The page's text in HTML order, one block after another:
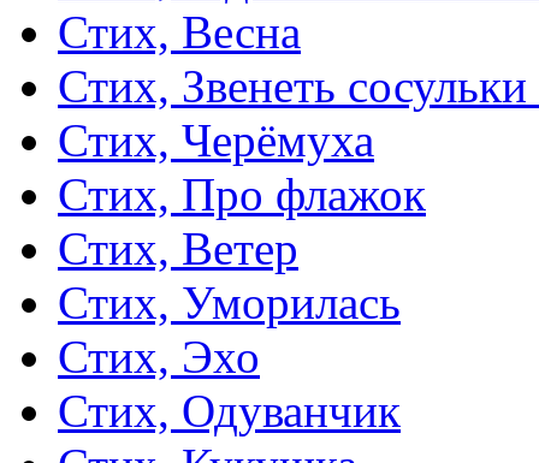
Стих, Весна
Стих, Звенеть сосульки
Стих, Черёмуха
Стих, Про флажок
Стих, Ветер
Стих, Уморилась
Стих, Эхо
Стих, Одуванчик